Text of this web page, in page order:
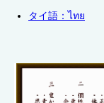
タイ語：ไทย